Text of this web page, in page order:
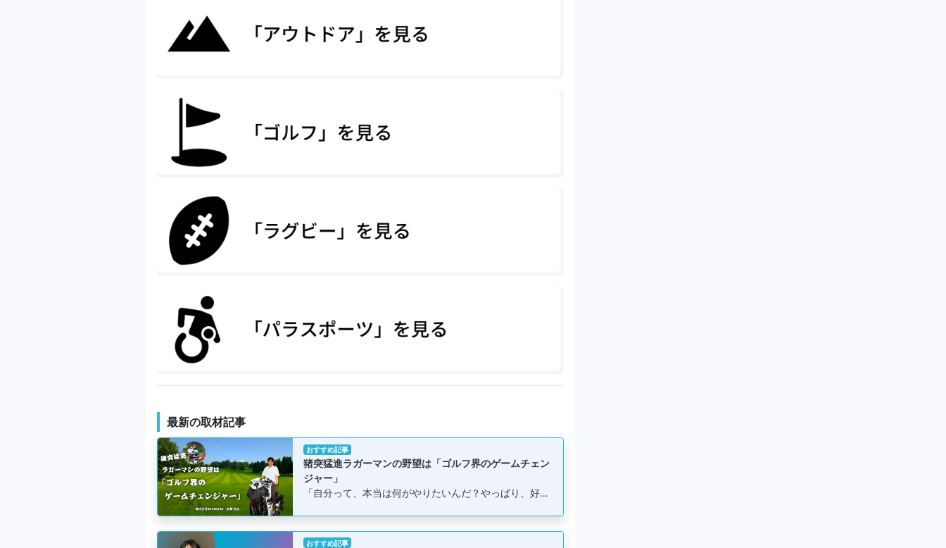
最新の取材記事
おすすめ記事
猪突猛進ラガーマンの野望は「ゴルフ界のゲームチェン
ジャー」
「自分って、本当は何がやりたいんだ？やっぱり、好…
おすすめ記事